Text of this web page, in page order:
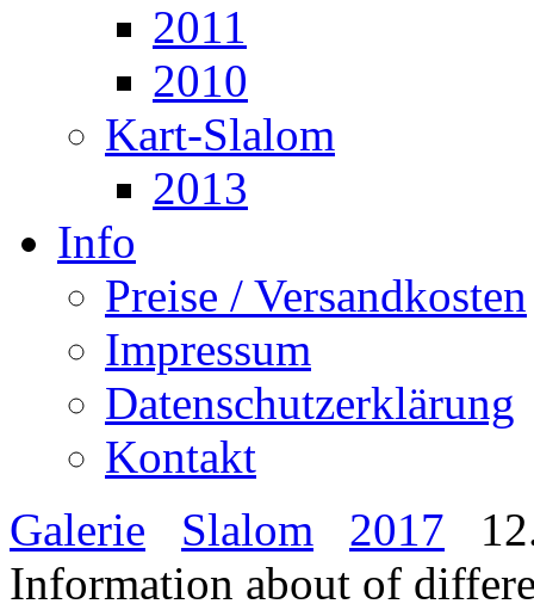
2011
2010
Kart-Slalom
2013
Info
Preise / Versandkosten
Impressum
Datenschutzerklärung
Kontakt
Galerie
Slalom 2017
Information about of